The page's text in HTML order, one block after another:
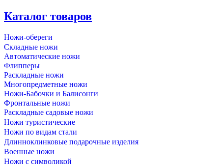
Каталог товаров
Ножи-обереги
Складные ножи
Автоматические ножи
Флипперы
Раскладные ножи
Многопредметные ножи
Ножи-Бабочки и Балисонги
Фронтальные ножи
Раскладные садовые ножи
Ножи туристические
Ножи по видам стали
Длинноклинковые подарочные изделия
Военные ножи
Ножи с символикой